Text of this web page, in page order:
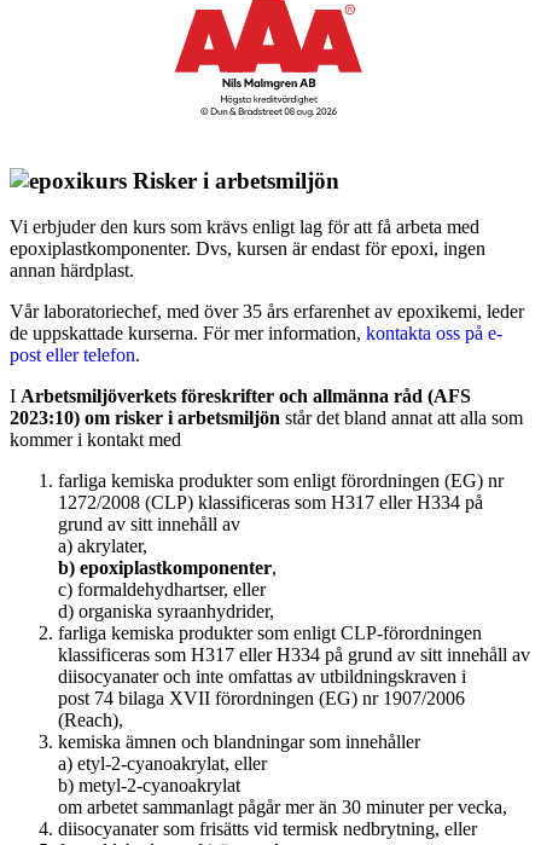
Risker i arbetsmiljön
Vi erbjuder den kurs som krävs enligt lag för att få arbeta med
epoxiplastkomponenter. Dvs, kursen är endast för epoxi, ingen
annan härdplast.
Vår laboratoriechef, med över 35 års erfarenhet av epoxikemi, leder
de uppskattade kurserna. För mer information, kontakta oss på e-
post eller telefon.
I Arbetsmiljöverkets föreskrifter och allmänna råd (AFS
2023:10) om risker i arbetsmiljön står det bland annat att alla som
kommer i kontakt med
farliga kemiska produkter som enligt förordningen (EG) nr
1272/2008 (CLP) klassificeras som H317 eller H334 på
grund av sitt innehåll av
a) akrylater,
b) epoxiplastkomponenter,
c) formaldehydhartser, eller
d) organiska syraanhydrider,
farliga kemiska produkter som enligt CLP-förordningen
klassificeras som H317 eller H334 på grund av sitt innehåll av
diisocyanater och inte omfattas av utbildningskraven i
post 74 bilaga XVII förordningen (EG) nr 1907/2006
(Reach),
kemiska ämnen och blandningar som innehåller
a) etyl-2-cyanoakrylat, eller
b) metyl-2-cyanoakrylat
om arbetet sammanlagt pågår mer än 30 minuter per vecka,
diisocyanater som frisätts vid termisk nedbrytning, eller